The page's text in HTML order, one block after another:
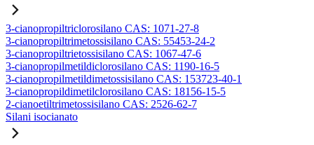
3-cianopropiltriclorosilano CAS: 1071-27-8
3-cianopropiltrimetossisilano CAS: 55453-24-2
3-cianopropiltrietossisilano CAS: 1067-47-6
3-cianopropilmetildiclorosilano CAS: 1190-16-5
3-cianopropilmetildimetossisilano CAS: 153723-40-1
3-cianopropildimetilclorosilano CAS: 18156-15-5
2-cianoetiltrimetossisilano CAS: 2526-62-7
Silani isocianato